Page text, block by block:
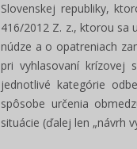
Predseda, poslanec
Slovenskej republiky,
416/2012 Z. z., ktorou sa
núdze a o opatreniach
pri vyhlasovaní krízovej
jednotlivé kategórie
spôsobe určenia
situácie (ďalej len „návrh